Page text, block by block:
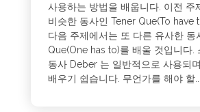
사용하는 방법을 배웁니다. 이전 주
비슷한 동사인 Tener Que(To have
다음 주제에서는 또 다른 유사한 동
Que(One has to)를 배울 것입니다.
동사 Deber 는 일반적으로 사용되
배우기 쉽습니다. 무언가를 해야 할...